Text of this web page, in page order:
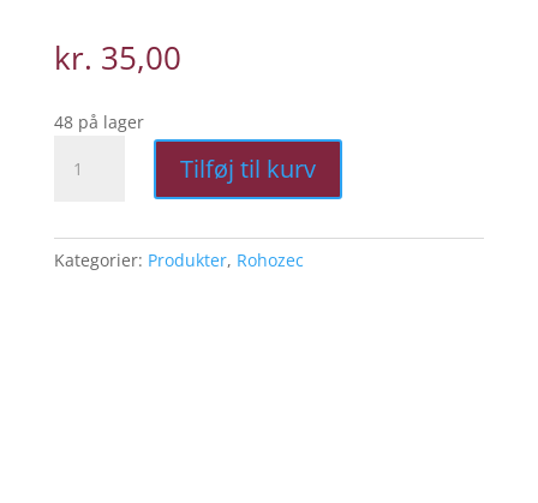
kr. 35,00
48 på lager
Kirsebær
Tilføj til kurv
Kategorier: Produkter, Rohozec